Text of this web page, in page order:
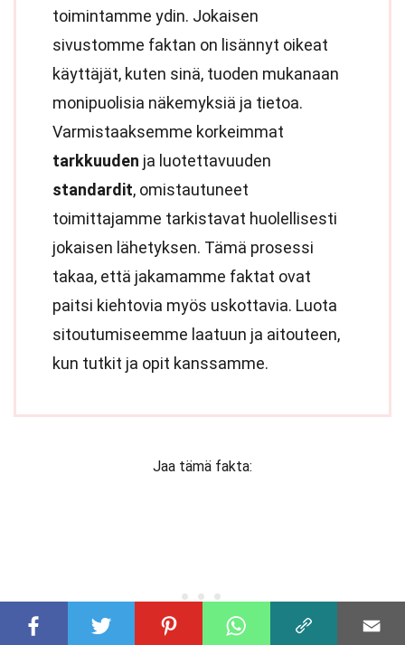
toimintamme ydin. Jokaisen
sivustomme faktan on lisännyt oikeat
käyttäjät, kuten sinä, tuoden mukanaan
monipuolisia näkemyksiä ja tietoa.
Varmistaaksemme korkeimmat
tarkkuuden ja luotettavuuden
standardit, omistautuneet
toimittajamme tarkistavat huolellisesti
jokaisen lähetyksen. Tämä prosessi
takaa, että jakamamme faktat ovat
paitsi kiehtovia myös uskottavia. Luota
sitoutumiseemme laatuun ja aitouteen,
kun tutkit ja opit kanssamme.
Jaa tämä fakta: